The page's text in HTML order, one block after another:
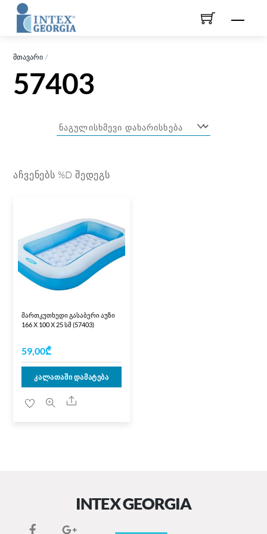
ᲛᲗᲐᲕᲐᲠᲘ
57403
ᲐᲩᲕᲔᲜᲔᲑᲡ %D ᲨᲔᲓᲔᲒᲡ
მართკუთხედი გასაბერი აუზი
166 Х 100 Х 25 სმ (57403)
59,00₾
კალათაში დამატება
Share
INTEX GEORGIA